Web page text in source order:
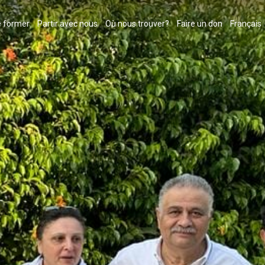
former Partir avec nous Où nous trouver? Faire un don Français